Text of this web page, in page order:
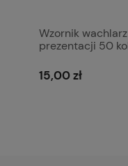
Wzornik
prezentacji 50
15,00 zł